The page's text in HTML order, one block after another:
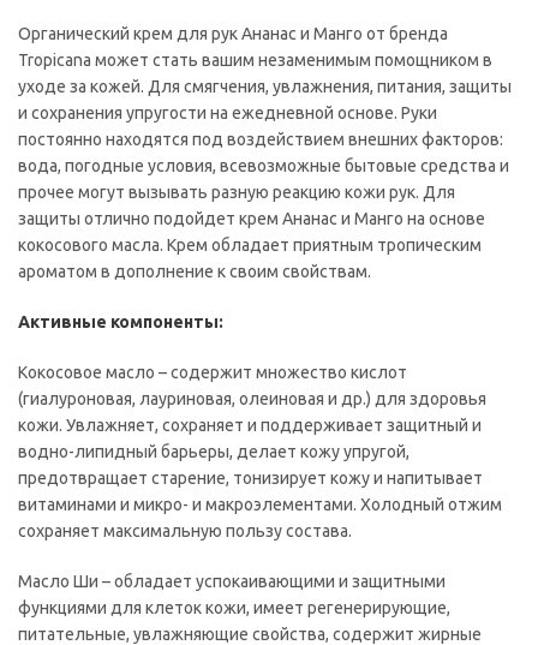
Органический крем для рук Ананас и Манго от бренда
Tropicana может стать вашим незаменимым помощником в
уходе за кожей. Для смягчения, увлажнения, питания, защиты
и сохранения упругости на ежедневной основе. Руки
постоянно находятся под воздействием внешних факторов:
вода, погодные условия, всевозможные бытовые средства и
прочее могут вызывать разную реакцию кожи рук. Для
защиты отлично подойдет крем Ананас и Манго на основе
кокосового масла. Крем обладает приятным тропическим
ароматом в дополнение к своим свойствам.
Активные компоненты:
Кокосовое масло – содержит множество кислот
(гиалуроновая, лауриновая, олеиновая и др.) для здоровья
кожи. Увлажняет, сохраняет и поддерживает защитный и
водно-липидный барьеры, делает кожу упругой,
предотвращает старение, тонизирует кожу и напитывает
витаминами и микро- и макроэлементами. Холодный отжим
сохраняет максимальную пользу состава.
Масло Ши – обладает успокаивающими и защитными
функциями для клеток кожи, имеет регенерирующие,
питательные, увлажняющие свойства, содержит жирные